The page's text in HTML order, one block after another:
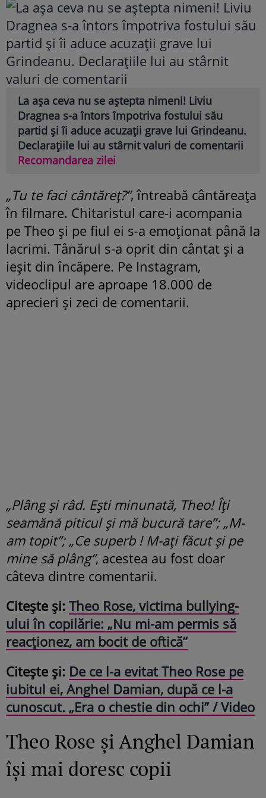
La așa ceva nu se aștepta nimeni! Liviu
Dragnea s-a întors împotriva fostului său
partid și îi aduce acuzații grave lui Grindeanu.
Declarațiile lui au stârnit valuri de comentarii
Recomandarea zilei
„Tu te faci cântăreț?”, întreabă cântăreața
în filmare. Chitaristul care-i acompania
pe Theo și pe fiul ei s-a emoționat până la
lacrimi. Tânărul s-a oprit din cântat și a
ieșit din încăpere. Pe Instagram,
videoclipul are aproape 18.000 de
aprecieri și zeci de comentarii.
„Plâng și râd. Ești minunată, Theo! Îți
seamănă piticul și mă bucură tare”; „M-
am topit”; „Ce superb ! M-ați făcut și pe
mine să plâng”, acestea au fost doar
câteva dintre comentarii.
Citește și: Theo Rose, victima bullying-
ului în copilărie: „Nu mi-am permis să
reacționez, am bocit de oftică”
Citește și: De ce l-a evitat Theo Rose pe
iubitul ei, Anghel Damian, după ce l-a
cunoscut. „Era o chestie din ochi” / Video
Theo Rose și Anghel Damian
își mai doresc copii